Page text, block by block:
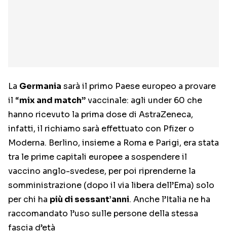
La Germania sarà il primo Paese europeo a provare
il “mix and match” vaccinale: agli under 60 che
hanno ricevuto la prima dose di AstraZeneca,
infatti, il richiamo sarà effettuato con Pfizer o
Moderna. Berlino, insieme a Roma e Parigi, era stata
tra le prime capitali europee a sospendere il
vaccino anglo-svedese, per poi riprenderne la
somministrazione (dopo il via libera dell’Ema) solo
per chi ha più di sessant’anni. Anche l’Italia ne ha
raccomandato l’uso sulle persone della stessa
fascia d’età